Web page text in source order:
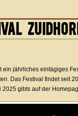
ein jährliches eintägiges
Das Festival findet seit
2025 gibts auf der